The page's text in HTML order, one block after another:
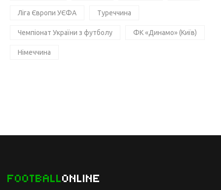
Ліга Європи УЄФА Туреччина
Чемпіонат України з футболу ФК «Динамо» (Київ)
Німеччина
FOOTBALLONLINE